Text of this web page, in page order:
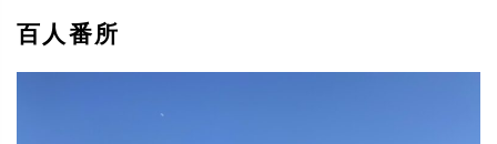
百人番所